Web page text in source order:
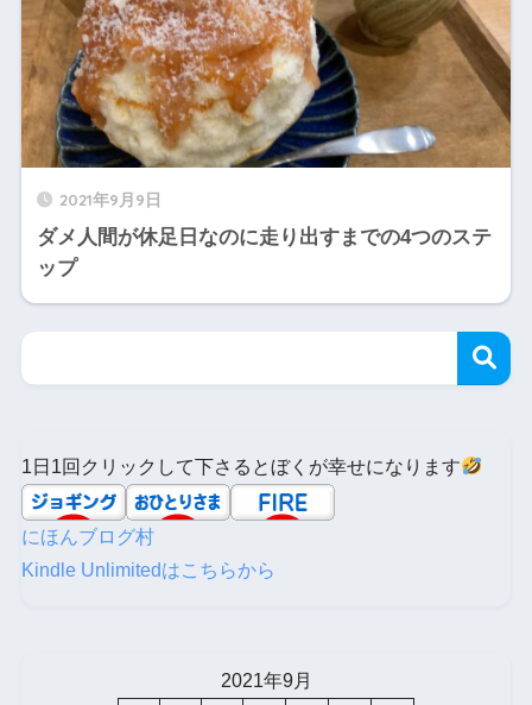
2021年9月9日
ダメ人間が休足日なのに走り出すまでの4つのステ
ップ
1日1回クリックして下さるとぼくが幸せになります
にほんブログ村
Kindle Unlimitedはこちらから
2021年9月